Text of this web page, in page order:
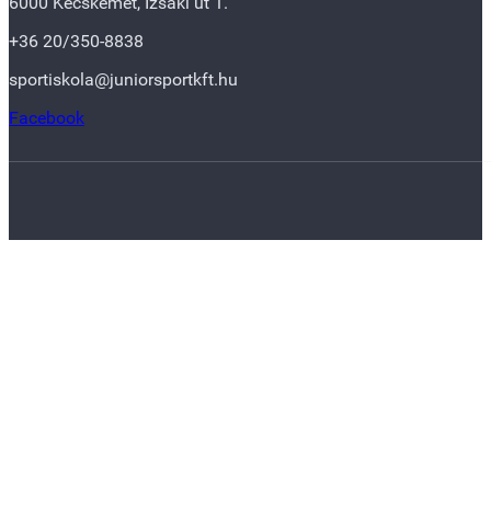
+36 20/350-8838
sportiskola@juniorsportkft.hu
Facebook